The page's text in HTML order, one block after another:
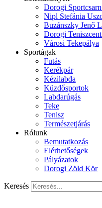
Dorogi
Nipl Stefánia
Buzánszky Jenő
Dorogi
Városi Tekepálya
Sportágak
Futás
Kerékpár
Kézilabda
Küzdősportok
Labdarúgás
Teke
Tenisz
Természetjárás
Rólunk
Bemutatkozás
Elérhetőségek
Pályázatok
Dorogi Zöld Kör
Keresés